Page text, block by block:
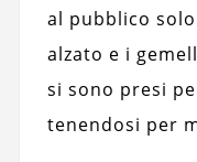
al pubblico
alzato e i
si sono presi
tenendosi per